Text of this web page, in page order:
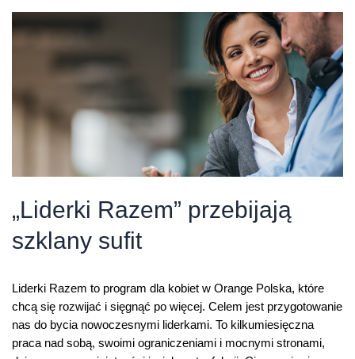
Eryk
„Liderki Razem” przebijają
szklany sufit
Liderki Razem to program dla kobiet w Orange Polska, które
chcą się rozwijać i sięgnąć po więcej. Celem jest przygotowanie
nas do bycia nowoczesnymi liderkami. To kilkumiesięczna
praca nad sobą, swoimi ograniczeniami i mocnymi stronami,